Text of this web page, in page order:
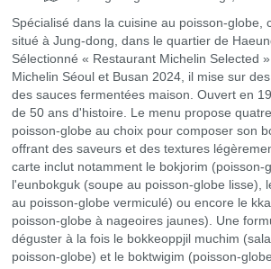
Spécialisé dans la cuisine au poisson-globe,
situé à Jung-dong, dans le quartier de
Sélectionné « Restaurant Michelin Selected
Michelin Séoul et Busan 2024, il mise sur
des sauces fermentées maison. Ouvert en
de 50 ans d'histoire. Le menu propose
poisson-globe au choix pour composer son
offrant des saveurs et des textures
carte inclut notamment le bokjorim (poisson-
l'eunbokguk (soupe au poisson-globe lisse),
au poisson-globe vermiculé) ou encore le
poisson-globe à nageoires jaunes). Une
déguster à la fois le bokkeoppjil muchim
poisson-globe) et le boktwigim (poisson-